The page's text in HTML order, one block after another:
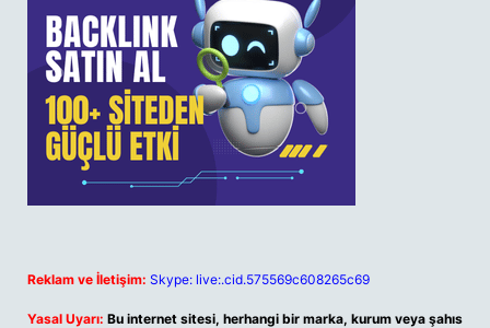
Reklam ve İletişim: Skype: live:.cid.575569c608265c69
Yasal Uyarı: Bu internet sitesi, herhangi bir marka, kurum veya şahıs